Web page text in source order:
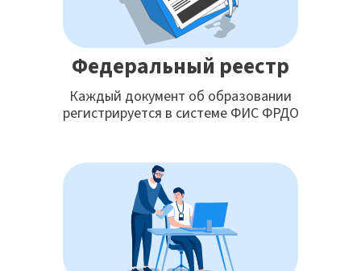
Федеральный реестр
Каждый документ об образовании
регистрируется в системе ФИС ФРДО